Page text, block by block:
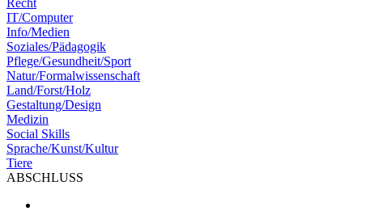
IT/Computer
Info/Medien
Soziales/Pädagogik
Pflege/Gesundheit/Sport
Natur/Formalwissenschaft
Land/Forst/Holz
Gestaltung/Design
Medizin
Social Skills
Sprache/Kunst/Kultur
Tiere
ABSCHLUSS